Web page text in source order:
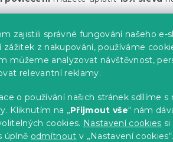
zajistili správné fungování našeho e-
zážitek z nakupování, používáme
můžeme analyzovat návštěvnost,
relevantní reklamy.
o používání našich stránek sdílíme
Kliknutím na „Přijmout vše“ nám
cookies. Nastavení cookies si
úplně odmítnout v „Nastavení
do příslušného pole v košíku pro
lze uplatnit pouze jeden slevový kód
zlevněné produkty
v časopisech a aplikaci spojené s